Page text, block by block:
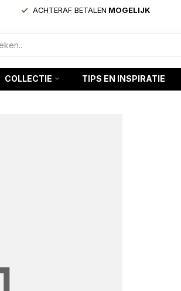
ACHTERAF BETALEN MOGELIJK
COLLECTIE TIPS EN INSPIRATIE